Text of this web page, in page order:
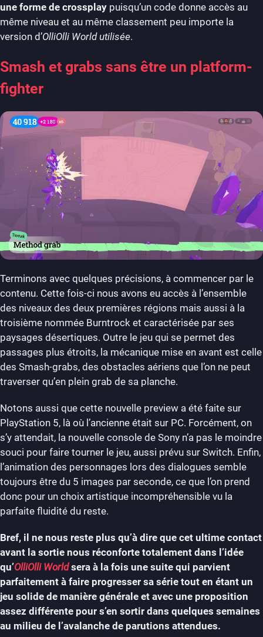
une forme de crossplay puisqu’un code donne accès au
même niveau et au même classement peu importe la
version d’OlliOlli World utilisée.
Smash et grabs sans être un platform-
fighter
Terminons avec quelques précisions, à commencer par le
contenu. Cette fois-ci nous avons eu accès à l’ensemble
des niveaux des deux premières régions mais aussi à la
troisième nommée Burntrock et caractérisée par ses
paysages désertiques. Outre le jeu qui se permet des
passages plus étroits, la mécanique mise en avant est celle
des Smash-grabs, des obstacles aériens que l’on ne peut
traverser qu’en plein grab de sa planche.
Notons aussi que cette nouvelle preview a été faite sur
PlayStation 5, là où l’ancienne était sur PC. Forcément, on
s’y attendait, la nouvelle console de Sony n’a pas le moindre
souci pour faire tourner le jeu, aussi prévu sur Switch. Enfin,
l’animation des personnages lors des dialogues semble
toujours être du 5 images par seconde, ce que l’on prend
donc pour un choix artistique incompréhensible vu la
parfaite fluidité du reste.
Bref, il ne nous reste plus qu’à dire que cet ultime contact
avant la sortie nous réconforte totalement dans l’idée
qu’OlliOlli Worldsera à la fois une suite qui parvient
parfaitement à faire progresser sa série tout en étant un
jeu solide de manière générale et avec une proposition
assez différente pour s’en sortir dans quelques semaines
au milieu de l’avalanche de parutions attendues.